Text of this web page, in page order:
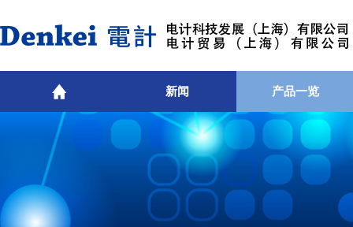
新闻 产品一览